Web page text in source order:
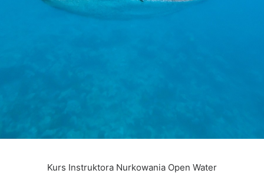
Kurs Instruktora Nurkowania Open Water